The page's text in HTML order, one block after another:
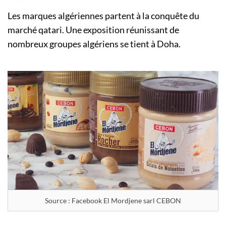
Les marques algériennes partent à la conquête du
marché qatari. Une exposition réunissant de
nombreux groupes algériens se tient à Doha.
Source : Facebook El Mordjene sarl CEBON